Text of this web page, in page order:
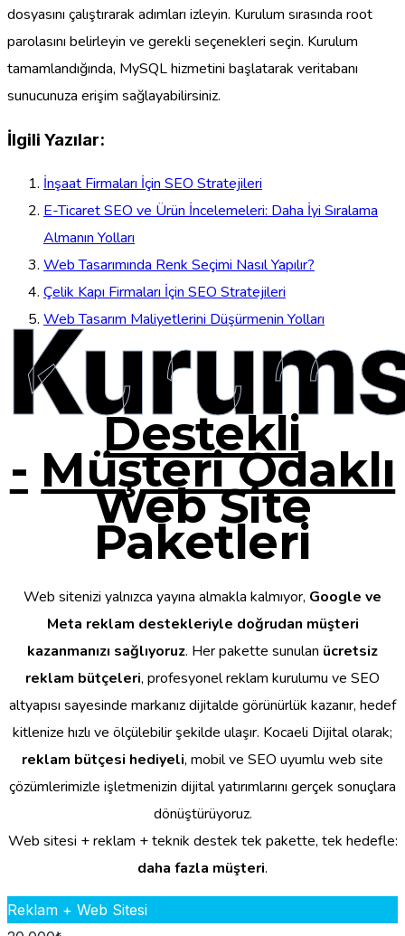
dosyasını çalıştırarak adımları izleyin. Kurulum sırasında root
parolasını belirleyin ve gerekli seçenekleri seçin. Kurulum
tamamlandığında, MySQL hizmetini başlatarak veritabanı
sunucunuza erişim sağlayabilirsiniz.
İlgili Yazılar:
İnşaat Firmaları İçin SEO Stratejileri
E-Ticaret SEO ve Ürün İncelemeleri: Daha İyi Sıralama
Almanın Yolları
Web Tasarımında Renk Seçimi Nasıl Yapılır?
Çelik Kapı Firmaları İçin SEO Stratejileri
Web Tasarım Maliyetlerini Düşürmenin Yolları
Destekli
- Müşteri Odaklı
Web Site
Paketleri
Web sitenizi yalnızca yayına almakla kalmıyor, Google ve
Meta reklam destekleriyle doğrudan müşteri
kazanmanızı sağlıyoruz. Her pakette sunulan ücretsiz
reklam bütçeleri, profesyonel reklam kurulumu ve SEO
altyapısı sayesinde markanız dijitalde görünürlük kazanır, hedef
kitlenize hızlı ve ölçülebilir şekilde ulaşır. Kocaeli Dijital olarak;
reklam bütçesi hediyeli, mobil ve SEO uyumlu web site
çözümlerimizle işletmenizin dijital yatırımlarını gerçek sonuçlara
dönüştürüyoruz.
Web sitesi + reklam + teknik destek tek pakette, tek hedefle:
daha fazla müşteri.
Reklam + Web Sitesi